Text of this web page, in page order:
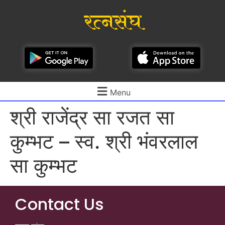
रत्नसंघ
Menu
श्री राजेंद्र सा रजत सा
कुम्भट – स्व. श्री भंवरलाल
सा कुम्भट
Contact Us